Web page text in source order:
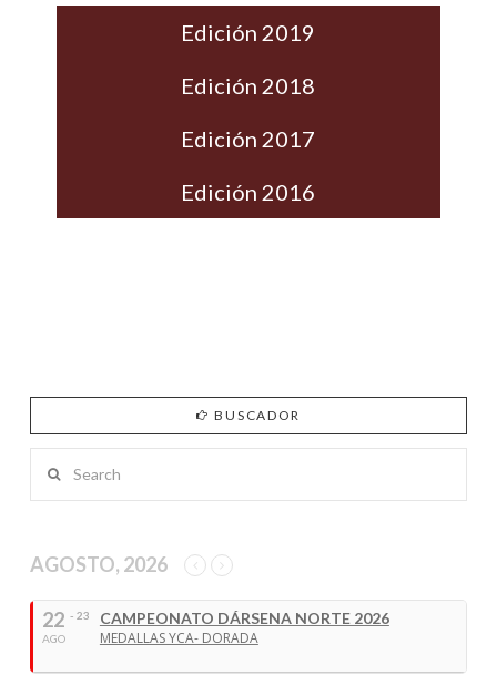
Edición 2019
Edición 2018
Edición 2017
Edición 2016
BUSCADOR
AGOSTO, 2026
22
AGO
- 23
CAMPEONATO DÁRSENA NORTE 2026
MEDALLAS YCA- DORADA